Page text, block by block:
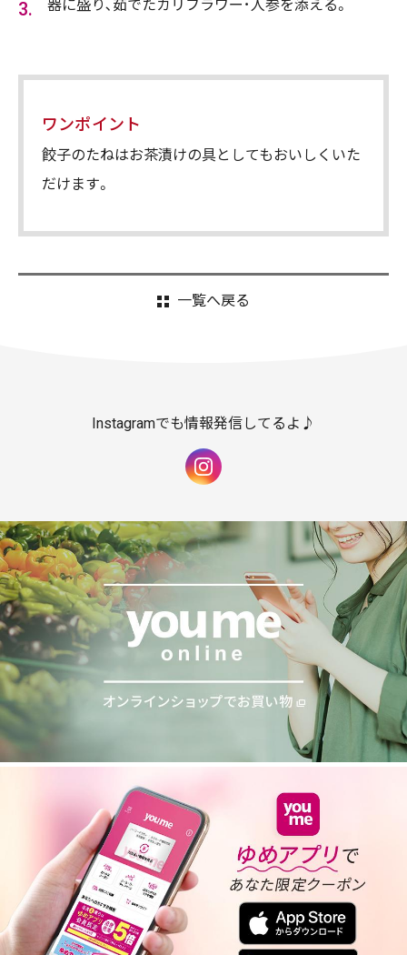
器に盛り､茹でたカリフラワー･人参を添える。
ワンポイント
餃子のたねはお茶漬けの具としてもおいしくいた
だけます。
一覧へ戻る
Instagramでも情報発信してるよ♪